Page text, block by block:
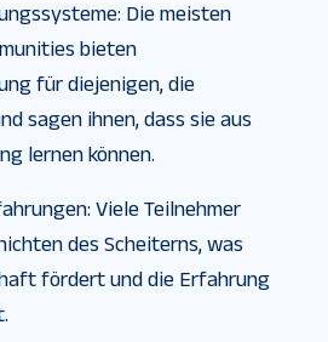
Die meisten
bieten
für diejenigen, die
sagen ihnen, dass sie aus
lernen können.
Viele Teilnehmer
des Scheiterns, was
fördert und die Erfahrung